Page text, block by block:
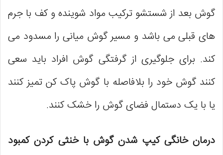
گوش بعد از شستشو ترکیب مواد شوینده و کف با جرم‌
های قبلی می باشد و مسیر گوش میانی را مسدود می‌
کند. برای جلوگیری از گرفتگی گوش افراد باید سعی
کنند گوش خود را بلافاصله با گوش پاک کن تمیز کنند
یا با یک دستمال فضای گوش را خشک کنند.
درمان خانگی کیپ شدن گوش با خنثی کردن کمبود